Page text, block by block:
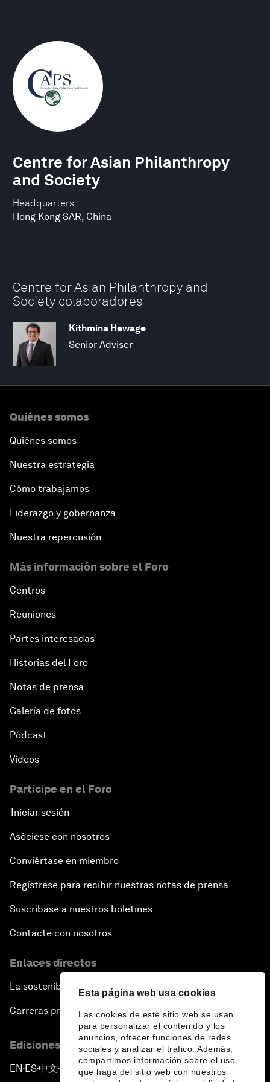
Esta página web usa cookies
Las cookies de este sitio web se usan
para personalizar el contenido y los
anuncios, ofrecer funciones de redes
sociales y analizar el tráfico. Además,
compartimos información sobre el uso
que haga del sitio web con nuestros
Headquarters
Hong Kong SAR, China
Centre for Asian Philanthropy
and Society
Centre for Asian Philanthropy and
Society colaboradores
Kithmina Hewage
Senior Adviser
Quiénes somos
Quiénes somos
Nuestra estrategia
Cómo trabajamos
Liderazgo y gobernanza
Nuestra repercusión
Más información sobre el Foro
Centros
Reuniones
Partes interesadas
Historias del Foro
Notas de prensa
Galería de fotos
Pódcast
Vídeos
Participe en el Foro
Iniciar sesión
Asóciese con nosotros
Conviértase en miembro
Regístrese para recibir nuestras notas de prensa
Suscríbase a nuestros boletines
Contacte con nosotros
Enlaces directos
La sostenibilidad en el Foro
Carreras profesionales
Ediciones en otros idiomas
EN ▪ ES▪中文▪ 日本語